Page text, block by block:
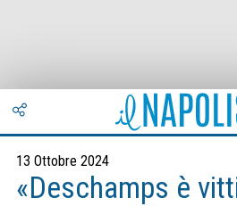
13 Ottobre 2024
«Deschamps è